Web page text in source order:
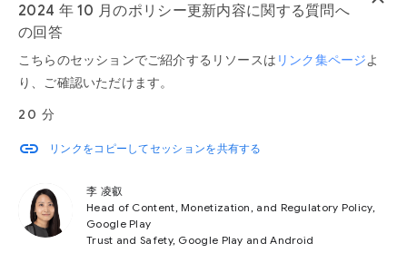
2024 年 10 月のポリシー更新内容に関する質問へ
の回答
こちらのセッションでご紹介するリソースは リンク集ページよ
り、ご確認いただけます。
20 分
link リンクをコピーしてセッションを共有する
李 凌叡
Head of Content, Monetization, and Regulatory Policy,
Google Play
Trust and Safety, Google Play and Android